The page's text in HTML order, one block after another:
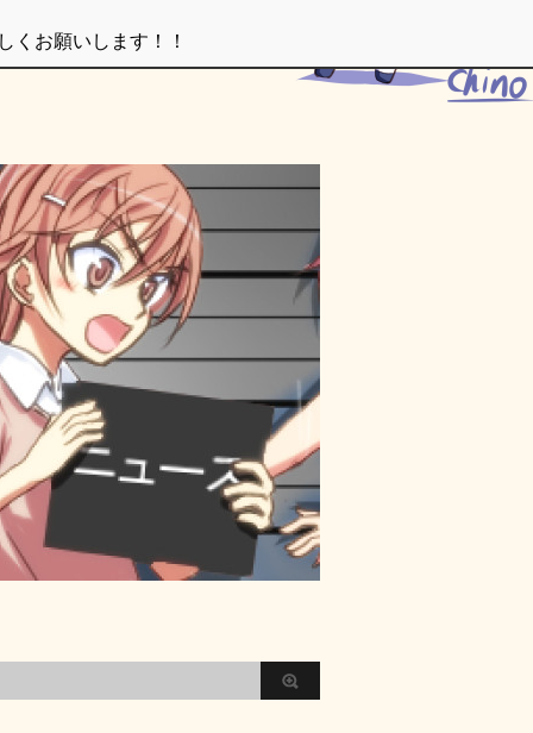
くお願いします！！